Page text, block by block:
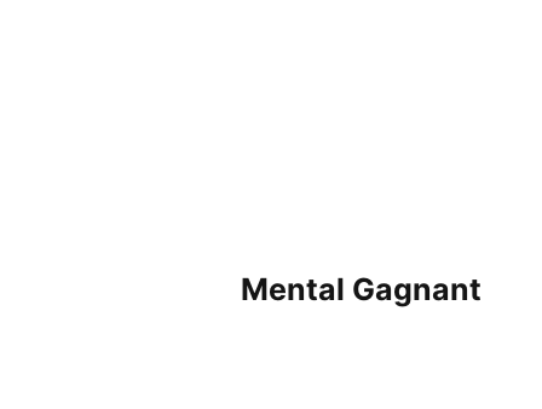
Mental Gagnant